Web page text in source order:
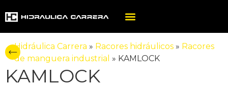
Hidráulica Carrera » Racores hidráulicos » Racores
de manguera industrial » KAMLOCK
KAMLOCK